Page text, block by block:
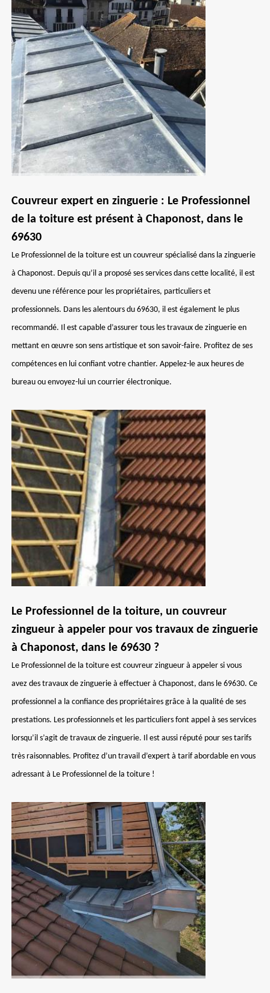
Couvreur expert en zinguerie : Le Professionnel
de la toiture est présent à Chaponost, dans le
69630
Le Professionnel de la toiture est un couvreur spécialisé dans la zinguerie
à Chaponost. Depuis qu’il a proposé ses services dans cette localité, il est
devenu une référence pour les propriétaires, particuliers et
professionnels. Dans les alentours du 69630, il est également le plus
recommandé. Il est capable d’assurer tous les travaux de zinguerie en
mettant en œuvre son sens artistique et son savoir-faire. Profitez de ses
compétences en lui confiant votre chantier. Appelez-le aux heures de
bureau ou envoyez-lui un courrier électronique.
Le Professionnel de la toiture, un couvreur
zingueur à appeler pour vos travaux de zinguerie
à Chaponost, dans le 69630 ?
Le Professionnel de la toiture est couvreur zingueur à appeler si vous
avez des travaux de zinguerie à effectuer à Chaponost, dans le 69630. Ce
professionnel a la confiance des propriétaires grâce à la qualité de ses
prestations. Les professionnels et les particuliers font appel à ses services
lorsqu’il s’agit de travaux de zinguerie. Il est aussi réputé pour ses tarifs
très raisonnables. Profitez d’un travail d’expert à tarif abordable en vous
adressant à Le Professionnel de la toiture !